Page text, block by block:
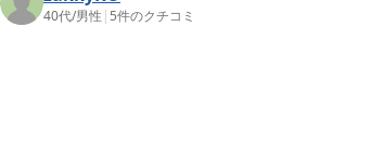
40代/男性 | 5件のクチコミ